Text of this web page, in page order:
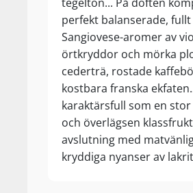
perfekt balanserade,
Sangiovese-aromer av
örtkryddor och mörka
cederträ, rostade
kostbara franska
karaktärsfull som en
och överlägsen
avslutning med
kryddiga nyanser av